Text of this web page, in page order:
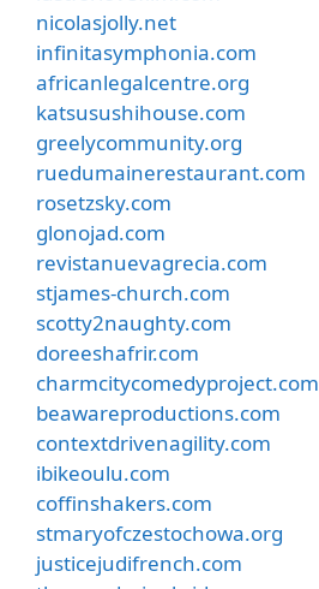
nicolasjolly.net
infinitasymphonia.com
africanlegalcentre.org
katsusushihouse.com
greelycommunity.org
ruedumainerestaurant.com
rosetzsky.com
glonojad.com
revistanuevagrecia.com
stjames-church.com
scotty2naughty.com
doreeshafrir.com
charmcitycomedyproject.com
beawareproductions.com
contextdrivenagility.com
ibikeoulu.com
coffinshakers.com
stmaryofczestochowa.org
justicejudifrench.com